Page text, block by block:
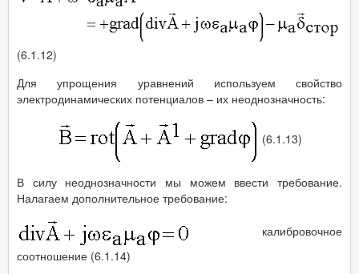
(6.1.12)
Для упрощения уравнений используем свойство
электродинамических потенциалов – их неоднозначность:
(6.1.13)
В силу неоднозначности мы можем ввести требование.
Налагаем дополнительное требование:
калибровочное
соотношение (6.1.14)